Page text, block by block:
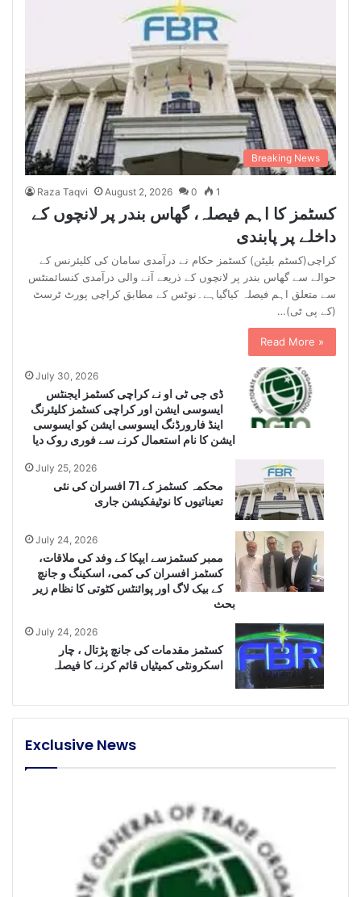
Breaking News
Raza Taqvi August 2, 2026 0 1
کسٹمز کا اہم فیصلہ، گھاس بندر پر لانچوں کے
داخلے پر پابندی
کراچی(کسٹم بلیٹن) کسٹمز حکام نے درآمدی سامان کی کلیئرنس کے
حوالے سے گھاس بندر پر لانچوں کے ذریعے آنے والی درآمدی کنسائمنٹس
سے متعلق اہم فیصلہ کیاگیاہے۔نوٹس کے مطابق کراچی پورٹ ٹرسٹ
(کے پی ٹی)…
Read More »
July 30, 2026
ڈی جی ٹی او نے کراچی کسٹمز ایجنٹس
ایسوسی ایشن اور کراچی کسٹمز کلیئرنگ
اینڈ فارورڈنگ ایسوسی ایشن کو ایسوسی
ایشن کا نام استعمال کرنے سے فوری روک دیا
July 25, 2026
محکمہ کسٹمز کے 71 افسران کی نئی
تعیناتیوں کا نوٹیفکیشن جاری
July 24, 2026
ممبر کسٹمزسے ایپکا کے وفد کی ملاقات،
کسٹمز افسران کی کمی، اسکینگ و جانچ
کے بیک لاگ اور پوائنٹس کٹوتی کا نظام زیر
بحث
July 24, 2026
کسٹمز مقدمات کی جانچ پڑتال ، چار
اسکرونٹی کمیٹیاں قائم کرنے کا فیصلہ
Exclusive News